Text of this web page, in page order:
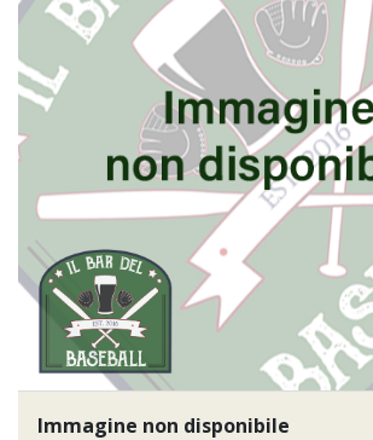
Immagine non disponibile